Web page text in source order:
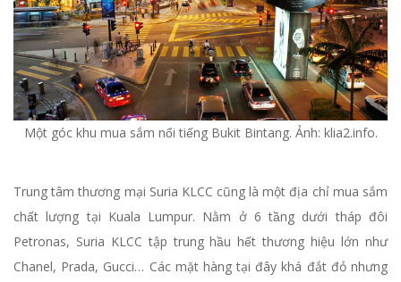
Một góc khu mua sắm nổi tiếng Bukit Bintang. Ảnh: klia2.info.
Trung tâm thương mại Suria KLCC cũng là một địa chỉ mua sắm
chất lượng tại Kuala Lumpur. Nằm ở 6 tầng dưới tháp đôi
Petronas, Suria KLCC tập trung hầu hết thương hiệu lớn như
Chanel, Prada, Gucci… Các mặt hàng tại đây khá đắt đỏ nhưng